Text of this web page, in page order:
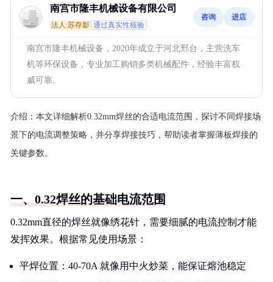
南宫市隆丰机械设备有限公司
法人:苏存影 通过真实性核验
咨询 进店
南宫市隆丰机械设备，2020年成立于河北邢台，主营洗车
机等环保设备，专业加工购销多类机械配件，经验丰富权
威可靠。
介绍： 本文详细解析0.32mm焊丝的合适电流范围，探讨不同焊接场
景下的电流调整策略，并分享焊接技巧，帮助读者掌握薄板焊接的
关键参数。
一、0.32焊丝的基础电流范围
0.32mm直径的焊丝就像绣花针，需要细腻的电流控制才能
发挥效果。根据常见使用场景：
平焊位置：40-70A 就像用中火炒菜，能保证熔池稳定